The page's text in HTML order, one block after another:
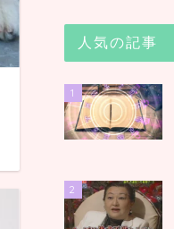
人気の記事
1
2